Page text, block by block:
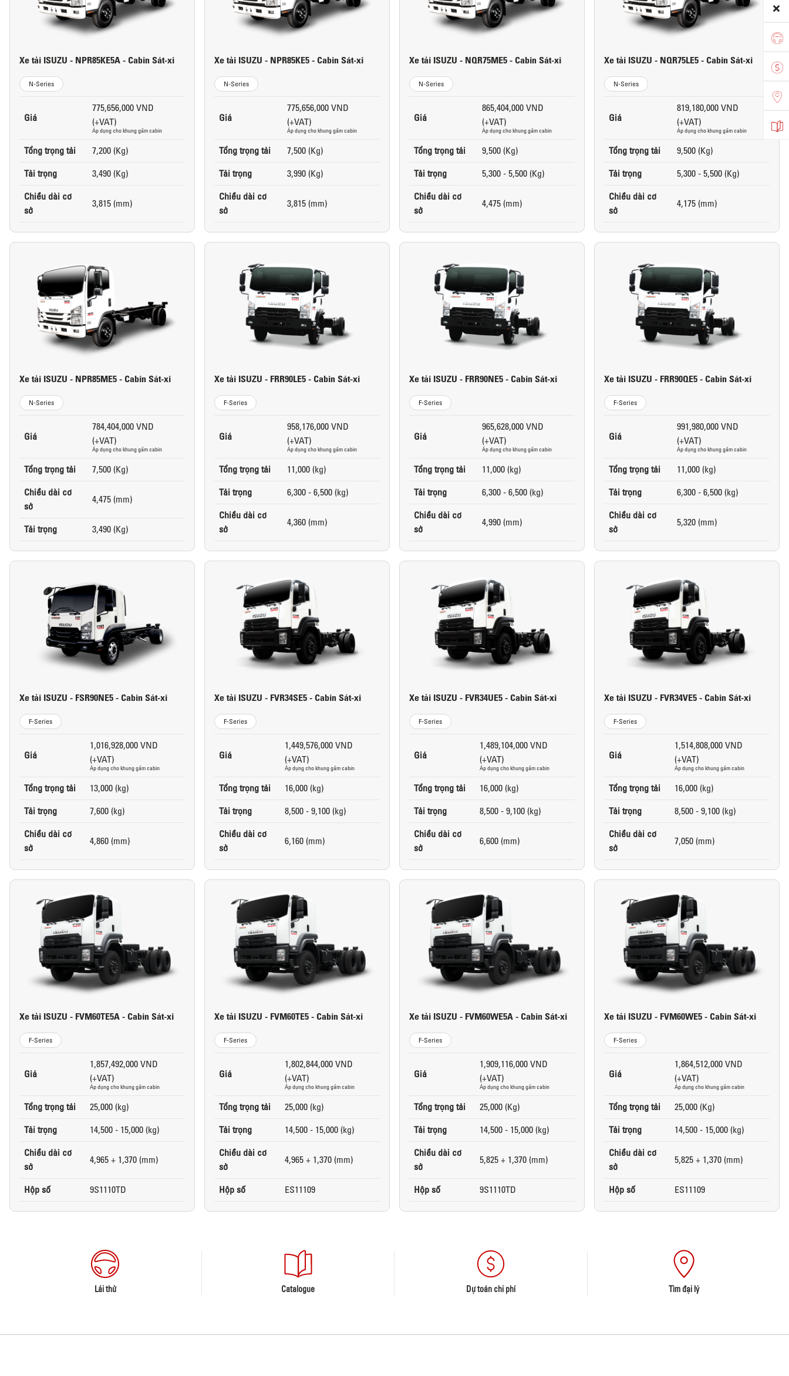
Xe tải ISUZU - NPR85KE5A - Cabin Sát-xi
N-Series
Giá
775,656,000 VND
(+VAT)
Áp dụng cho khung gầm cabin
Tổng trọng tải
7,200 (Kg)
Tải trọng
3,490 (Kg)
Chiều dài cơ
sở
3,815 (mm)
Xe tải ISUZU - NPR85KE5 - Cabin Sát-xi
N-Series
Giá
775,656,000 VND
(+VAT)
Áp dụng cho khung gầm cabin
Tổng trọng tải
7,500 (Kg)
Tải trọng
3,990 (Kg)
Chiều dài cơ
sở
3,815 (mm)
Xe tải ISUZU - NQR75ME5 - Cabin Sát-xi
N-Series
Giá
865,404,000 VND
(+VAT)
Áp dụng cho khung gầm cabin
Tổng trọng tải
9,500 (Kg)
Tải trọng
5,300 - 5,500 (Kg)
Chiều dài cơ
sở
4,475 (mm)
Xe tải ISUZU - NQR75LE5 - Cabin Sát-xi
N-Series
Giá
819,180,000 VND
(+VAT)
Áp dụng cho khung gầm cabin
Tổng trọng tải
9,500 (Kg)
Tải trọng
5,300 - 5,500 (Kg)
Chiều dài cơ
sở
4,175 (mm)
Xe tải ISUZU - NPR85ME5 - Cabin Sát-xi
N-Series
Giá
784,404,000 VND
(+VAT)
Áp dụng cho khung gầm cabin
Tổng trọng tải
7,500 (Kg)
Chiều dài cơ
sở
4,475 (mm)
Tải trọng 3,490 (Kg)
Xe tải ISUZU - FRR90LE5 - Cabin Sát-xi
F-Series
Giá
958,176,000 VND
(+VAT)
Áp dụng cho khung gầm cabin
Tổng trọng tải
11,000 (kg)
Tải trọng
6,300 - 6,500 (kg)
Chiều dài cơ
sở
4,360 (mm)
Xe tải ISUZU - FRR90NE5 - Cabin Sát-xi
F-Series
Giá
965,628,000 VND
(+VAT)
Áp dụng cho khung gầm cabin
Tổng trọng tải
11,000 (kg)
Tải trọng
6,300 - 6,500 (kg)
Chiều dài cơ
sở
4,990 (mm)
Xe tải ISUZU - FRR90QE5 - Cabin Sát-xi
F-Series
Giá
991,980,000 VND
(+VAT)
Áp dụng cho khung gầm cabin
Tổng trọng tải
11,000 (kg)
Tải trọng
6,300 - 6,500 (kg)
Chiều dài cơ
sở
5,320 (mm)
Xe tải ISUZU - FSR90NE5 - Cabin Sát-xi
F-Series
Giá
1,016,928,000 VND
(+VAT)
Áp dụng cho khung gầm cabin
Tổng trọng tải
13,000 (kg)
Tải trọng
7,600 (kg)
Chiều dài cơ
sở
4,860 (mm)
Xe tải ISUZU - FVR34SE5 - Cabin Sát-xi
F-Series
Giá
1,449,576,000 VND
(+VAT)
Áp dụng cho khung gầm cabin
Tổng trọng tải
16,000 (kg)
Tải trọng
8,500 - 9,100 (kg)
Chiều dài cơ
sở
6,160 (mm)
Xe tải ISUZU - FVR34UE5 - Cabin Sát-xi
F-Series
Giá
1,489,104,000 VND
(+VAT)
Áp dụng cho khung gầm cabin
Tổng trọng tải
16,000 (kg)
Tải trọng
8,500 - 9,100 (kg)
Chiều dài cơ
sở
6,600 (mm)
Xe tải ISUZU - FVR34VE5 - Cabin Sát-xi
F-Series
Giá
1,514,808,000 VND
(+VAT)
Áp dụng cho khung gầm cabin
Tổng trọng tải
16,000 (kg)
Tải trọng
8,500 - 9,100 (kg)
Chiều dài cơ
sở
7,050 (mm)
Xe tải ISUZU - FVM60TE5A - Cabin Sát-xi
F-Series
Giá
1,857,492,000 VND
(+VAT)
Áp dụng cho khung gầm cabin
Tổng trọng tải
25,000 (kg)
Tải trọng
14,500 - 15,000 (kg)
Chiều dài cơ
sở
4,965 + 1,370 (mm)
Hộp số 9S1110TD
Xe tải ISUZU - FVM60TE5 - Cabin Sát-xi
F-Series
Giá
1,802,844,000 VND
(+VAT)
Áp dụng cho khung gầm cabin
Tổng trọng tải
25,000 (kg)
Tải trọng
14,500 - 15,000 (kg)
Chiều dài cơ
sở
4,965 + 1,370 (mm)
Hộp số ES11109
Xe tải ISUZU - FVM60WE5A - Cabin Sát-xi
F-Series
Giá
1,909,116,000 VND
(+VAT)
Áp dụng cho khung gầm cabin
Tổng trọng tải
25,000 (Kg)
Tải trọng
14,500 - 15,000 (kg)
Chiều dài cơ
sở
5,825 + 1,370 (mm)
Hộp số 9S1110TD
Xe tải ISUZU - FVM60WE5 - Cabin Sát-xi
F-Series
Giá
1,864,512,000 VND
(+VAT)
Áp dụng cho khung gầm cabin
Tổng trọng tải
25,000 (Kg)
Tải trọng
14,500 - 15,000 (kg)
Chiều dài cơ
sở
5,825 + 1,370 (mm)
Hộp số ES11109
Lái thử Catalogue Dự toán chi phí Tìm đại lý